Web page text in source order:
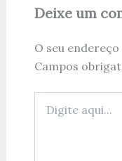
Deixe um
O seu
Campos
aqui...